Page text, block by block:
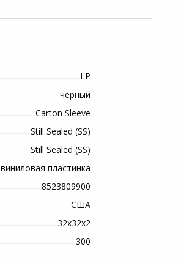
LP
черный
Carton Sleeve
Still Sealed (SS)
Still Sealed (SS)
виниловая пластинка
8523809900
США
32х32х2
300